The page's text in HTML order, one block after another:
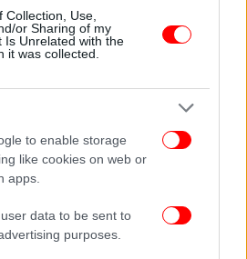
Use,
or Sharing of my
Is Unrelated with the
it was collected.
to enable storage
like cookies on web or
apps.
data to be sent to
purposes.